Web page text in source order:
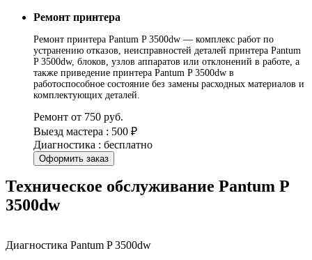
Ремонт принтера
Ремонт принтера Pantum P 3500dw — комплекс работ по
устранению отказов, неисправностей деталей принтера Pantum
P 3500dw, блоков, узлов аппаратов или отклонений в работе, а
также приведение принтера Pantum P 3500dw в
работоспособное состояние без замены расходных материалов и
комплектующих деталей.
Ремонт от 750 руб.
Выезд мастера : 500 ₽
Диагностика : бесплатно
Оформить заказ
Техническое обслуживание Pantum P
3500dw
Диагностика Pantum P 3500dw